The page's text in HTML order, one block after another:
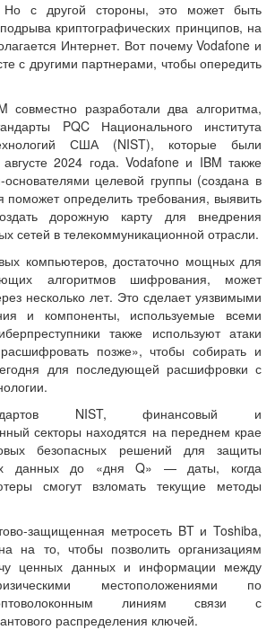
Но с другой стороны, это может быть
криптографических принципов, на
Интернет. Вот почему Vodafone и
с другими партнерами, чтобы опередить
совместно разработали два алгоритма,
PQC Национального института
США (NIST), которые были
2024 года. Vodafone и IBM также
целевой группы (создана в
поможет определить требования, выявить
дорожную карту для внедрения
сетей в телекоммуникационной отрасли.
компьютеров, достаточно мощных для
алгоритмов шифрования, может
несколько лет. Это сделает уязвимыми
и компоненты, используемые всеми
также используют атаки
позже», чтобы собирать и
для последующей расшифровки с
NIST, финансовый и
секторы находятся на переднем крае
безопасных решений для защиты
данных до «дня Q» — даты, когда
смогут взломать текущие методы
защищенная метросеть BT и Toshiba,
на то, чтобы позволить организациям
ценных данных и информации между
местоположениями по
линиям связи с
распределения ключей.